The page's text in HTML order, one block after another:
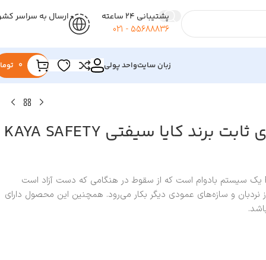
پشتیبانی 24 ساعته
55688836 - 021
ارسال به سراسر
زبان سایتواحد پولی 0
لایف لاین عمودی ثابت برند کایا سیفتی KAYA SAFETY
لایف لاین عمودی مدل K-2030 یک سیستم بادوام است که از سقوط در هنگامی که دست آزاد است
از نردبان و سازه‌های عمودی دیگر بکار می‌رود. همچنین این محصول دارای